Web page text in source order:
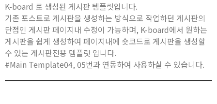
K-board 로 생성된 게시판 템플릿입니다.
기존 포스트로 게시판을 생성하는 방식으로 작업하던 게시판의
단점인 게시판 페이지내 수정이 가능하며, K-board에서 원하는
게시판을 쉽게 생성하여 페이지내에 숏코드로 게시판을 생성할
수 있는 게시판전용 템플릿 입니다.
#Main Template04, 05번과 연동하여 사용하실 수 있습니다.